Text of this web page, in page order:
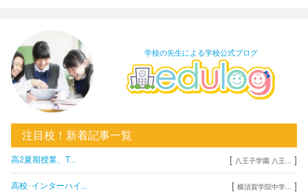
学校の先生による学校公式ブログ
注目校！新着記事一覧
高2夏期授業、T... [ 八王子学園 八王... ]
高校･インターハイ... [ 横須賀学院中学... ]